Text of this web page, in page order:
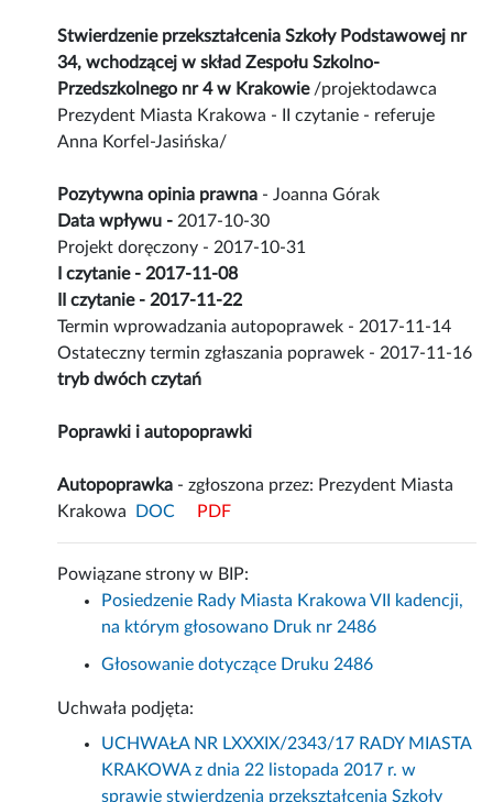
Stwierdzenie przekształcenia Szkoły Podstawowej nr
34, wchodzącej w skład Zespołu Szkolno-
Przedszkolnego nr 4 w Krakowie /projektodawca
Prezydent Miasta Krakowa - II czytanie - referuje
Anna Korfel-Jasińska/
Pozytywna opinia prawna - Joanna Górak
Data wpływu - 2017-10-30
Projekt doręczony - 2017-10-31
I czytanie - 2017-11-08
II czytanie - 2017-11-22
Termin wprowadzania autopoprawek - 2017-11-14
Ostateczny termin zgłaszania poprawek - 2017-11-16
tryb dwóch czytań
Poprawki i autopoprawki
Autopoprawka - zgłoszona przez: Prezydent Miasta
Krakowa
DOC PDF
Powiązane strony w BIP:
Posiedzenie Rady Miasta Krakowa VII kadencji,
na którym głosowano Druk nr 2486
Głosowanie dotyczące Druku 2486
Uchwała podjęta:
UCHWAŁA NR LXXXIX/2343/17 RADY MIASTA
KRAKOWA z dnia 22 listopada 2017 r. w
sprawie stwierdzenia przekształcenia Szkoły